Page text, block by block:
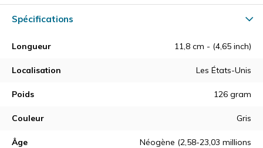
Spécifications
Longueur 11,8 cm - (4,65 inch)
Localisation Les États-Unis
Poids 126 gram
Couleur Gris
Âge
Néogène (2,58-23,03 millions